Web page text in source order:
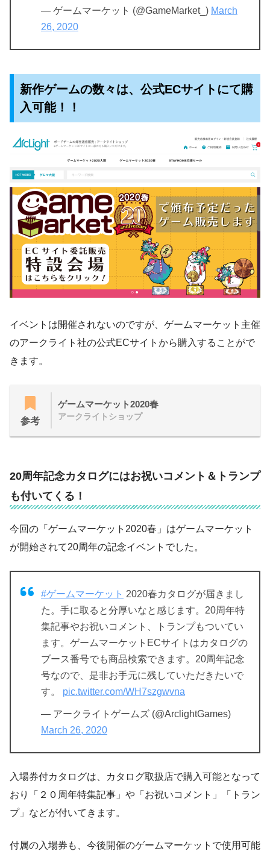
— ゲームマーケット (@GameMarket_) March
26, 2020
新作ゲームの数々は、公式ECサイトにて購
入可能！！
イベントは開催されないのですが、ゲームマーケット主催
のアークライト社の公式ECサイトから購入することがで
きます。
参考
ゲームマーケット2020春
アークライトショップ
20周年記念カタログにはお祝いコメント＆トランプ
も付いてくる！
今回の「ゲームマーケット2020春」はゲームマーケット
が開始されて20周年の記念イベントでした。
#ゲームマーケット 2020春カタログが届きまし
た。手に取ると分厚いなと感じます。20周年特
集記事やお祝いコメント、トランプもついてい
ます。ゲームマーケットECサイトはカタログの
ブース番号でも商品検索できます。20周年記念
号なので、是非お手元に残していただきたいで
す。 pic.twitter.com/WH7szgwvna
— アークライトゲームズ (@ArclightGames)
March 26, 2020
入場券付カタログは、カタログ取扱店で購入可能となって
おり「２０周年特集記事」や「お祝いコメント」「トラン
プ」などが付いてきます。
付属の入場券も、今後開催のゲームマーケットで使用可能